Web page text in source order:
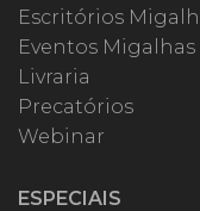
Escritórios
Eventos Migalhas
Livraria
Precatórios
Webinar
ESPECIAIS